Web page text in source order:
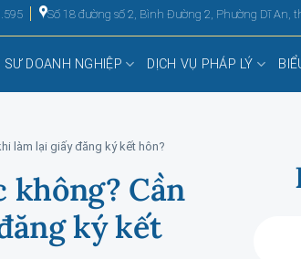
Số 18 đường số 2, Bình Đường 2, Phường Dĩ An,
SƯ DOANH NGHIỆP DỊCH VỤ PHÁP LÝ
làm lại giấy đăng ký kết hôn?
không? Cần
ký kết